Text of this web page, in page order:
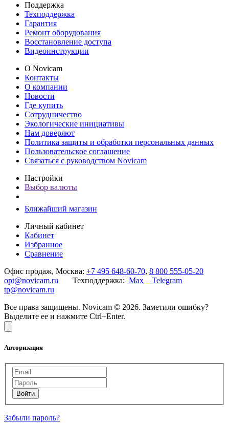
Поддержка
Техподдержка
Гарантия
Ремонт оборудования
Восстановление доступа
Видеоинструкции
О Novicam
Контакты
О компании
Новости
Где купить
Сотрудничество
Экологические инициативы
Нам доверяют
Политика защиты и обработки персональных данных
Пользовательское соглашение
Связаться с руководством Novicam
Настройки
Выбор валюты
Ближайший магазин
Личный кабинет
Кабинет
Избранное
Сравнение
Офис продаж, Москва: +7 495 648-60-70, 8 800 555-05-20
opt@novicam.ru Техподдержка: Max
Telegram
tp@novicam.ru
Все права защищены. Novicam © 2026. Заметили ошибку?
Выделите ее и нажмите Ctrl+Enter.
Авторизация
Забыли пароль?